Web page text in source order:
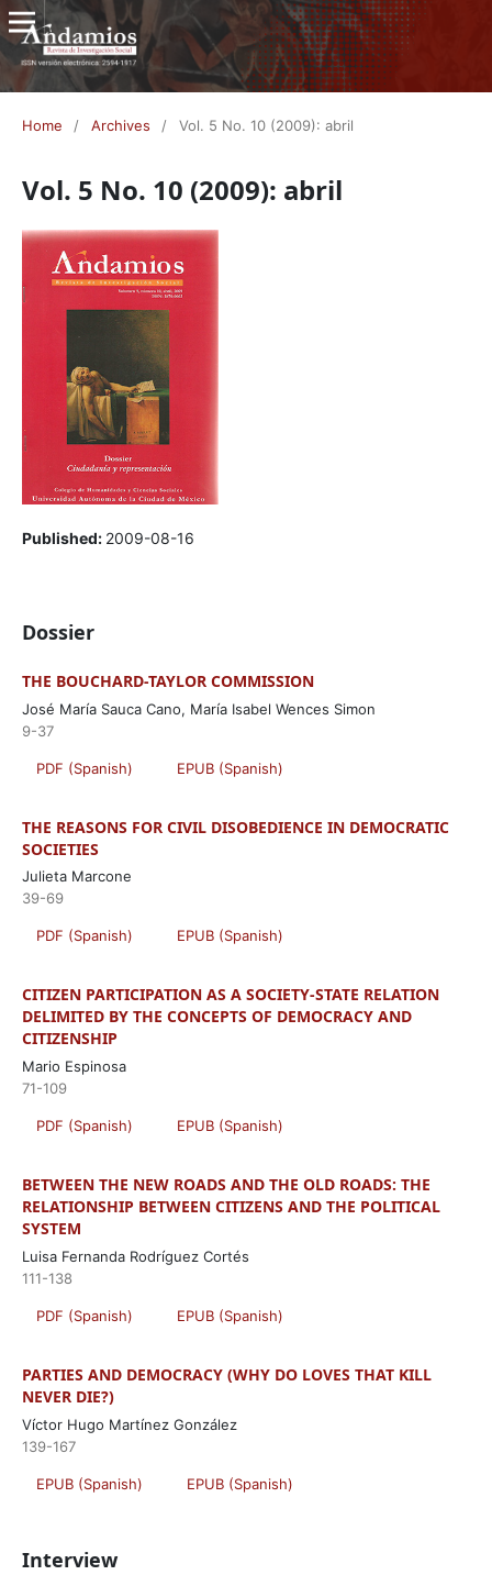
Home / Archives / Vol. 5 No. 10 (2009): abril
Vol. 5 No. 10 (2009): abril
Published: 2009-08-16
Dossier
THE BOUCHARD-TAYLOR COMMISSION
José María Sauca Cano, María Isabel Wences Simon
9-37
PDF (Spanish) EPUB (Spanish)
THE REASONS FOR CIVIL DISOBEDIENCE IN DEMOCRATIC
SOCIETIES
Julieta Marcone
39-69
PDF (Spanish) EPUB (Spanish)
CITIZEN PARTICIPATION AS A SOCIETY-STATE RELATION
DELIMITED BY THE CONCEPTS OF DEMOCRACY AND
CITIZENSHIP
Mario Espinosa
71-109
PDF (Spanish) EPUB (Spanish)
BETWEEN THE NEW ROADS AND THE OLD ROADS: THE
RELATIONSHIP BETWEEN CITIZENS AND THE POLITICAL
SYSTEM
Luisa Fernanda Rodríguez Cortés
111-138
PDF (Spanish) EPUB (Spanish)
PARTIES AND DEMOCRACY (WHY DO LOVES THAT KILL
NEVER DIE?)
Víctor Hugo Martínez González
139-167
EPUB (Spanish) EPUB (Spanish)
Interview